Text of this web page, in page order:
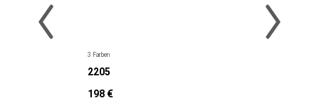
3 Farben
2205
198 €